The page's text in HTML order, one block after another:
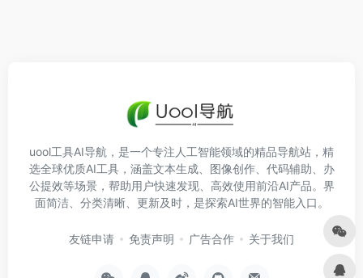
uool工具AI导航，是一个专注人工智能领域的精品导航站，精
选全球优质AI工具，涵盖文本生成、图像创作、代码辅助、办
公提效等场景，帮助用户快速发现、高效使用前沿AI产品。界
面简洁、分类清晰、更新及时，是探索AI世界的智能入口。
友链申请 免责声明 广告合作 关于我们